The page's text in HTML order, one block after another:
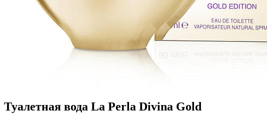
Туалетная вода La Perla Divina Gold